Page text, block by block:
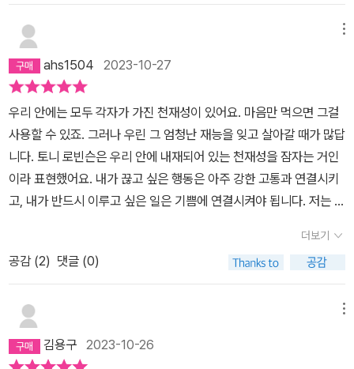
하는, 인생에서 꼭 필요한 불편함을 선사해주는, 그로 인해 더 나은 세
상으로 나를 인도해주는 책이다.
ahs1504 2023-10-27
우리 안에는 모두 각자가 가진 천재성이 있어요. 마음만 먹으면 그걸
사용할 수 있죠. 그러나 우린 그 엄청난 재능을 잊고 살아갈 때가 많답
니다. 토니 로빈슨은 우리 안에 내재되어 있는 천재성을 잠자는 거인
이라 표현했어요. 내가 끊고 싶은 행동은 아주 강한 고통과 연결시키
고, 내가 반드시 이루고 싶은 일은 기쁨에 연결시켜야 됩니다. ​저는 이
어요. '피곤해', '힘들어'를 아주 입에 달고 살았답니다. 저도 깜짝 놀랐
어요. 이렇게 부정적인 감정을 매일 나에게 명령어로 입력했으니 늘
피곤하고 힘들었죠. 부정어 사용하는 습관을 없애려고 노력하니 정말
결단한지 3일 안에 이런 부정어 사용이 확연하게 줄었습니다. 부정적
이를 향한 감정도 이 책을 읽고 바꿨어요. 아이 키우는 게 힘들고 귀찮
더보기
공감 (2) 댓글 (0)
김용구 2023-10-26